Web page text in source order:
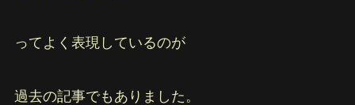
ってよく表現しているのが
過去の記事でもありました。